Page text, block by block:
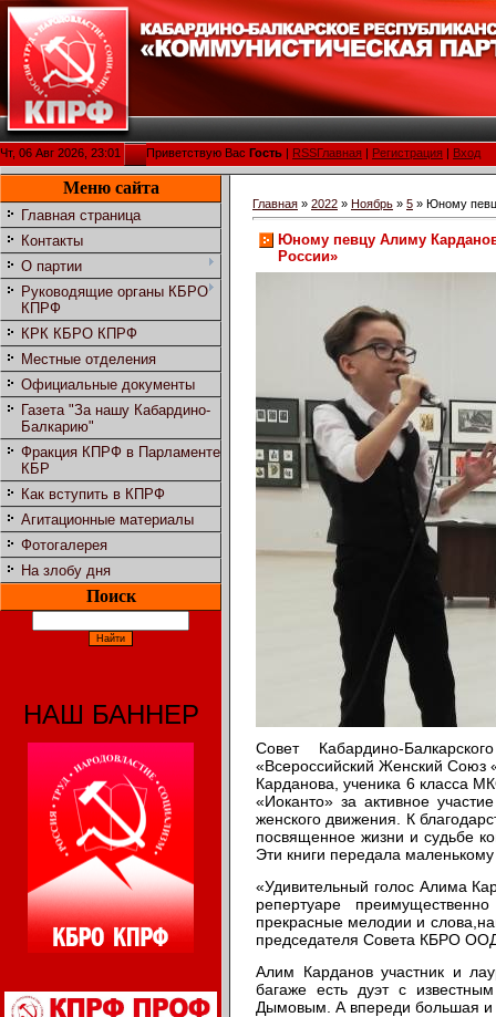
Чт, 06 Авг 2026, 23:01 Приветствую Вас Гость RSSГлавная Регистрация Вход
Меню сайта
Главная страница
Контакты
О партии
Руководящие органы КБРО
КПРФ
КРК КБРО КПРФ
Местные отделения
Официальные документы
Газета "За нашу Кабардино-
Балкарию"
Фракция КПРФ в Парламенте
КБР
Как вступить в КПРФ
Агитационные материалы
Фотогалерея
На злобу дня
Поиск
НАШ БАННЕР
Главная » 2022 » Ноябрь » 5 » Юному
Юному певцу Алиму
России»
Совет Кабардино-
«Всероссийский Женский Союз
Карданова, ученика 6 класса
«Иоканто» за активное
женского движения. К
посвященное жизни и судьбе
Эти книги передала
«Удивительный голос Алима
репертуаре
прекрасные мелодии и
председателя Совета КБРО
Алим Карданов участник и
багаже есть дуэт с
Дымовым. А впереди большая и